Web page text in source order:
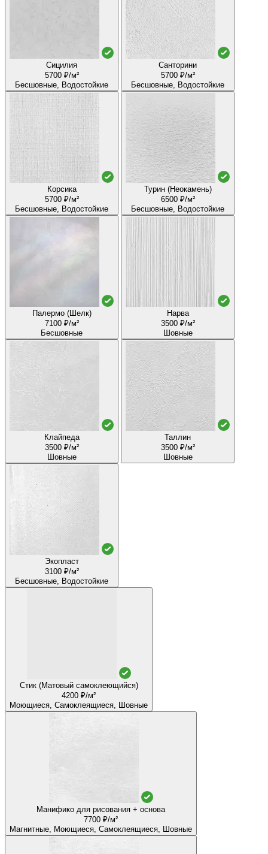
Сицилия
5700 ₽/м²
Бесшовные, Водостойкие
Санторини
5700 ₽/м²
Бесшовные, Водостойкие
Корсика
5700 ₽/м²
Бесшовные, Водостойкие
Турин (Неокамень)
6500 ₽/м²
Бесшовные, Водостойкие
Палермо (Шелк)
7100 ₽/м²
Бесшовные
Нарва
3500 ₽/м²
Шовные
Клайпеда
3500 ₽/м²
Шовные
Таллин
3500 ₽/м²
Шовные
Экопласт
3100 ₽/м²
Бесшовные, Водостойкие
Стик (Матовый самоклеющийся)
4200 ₽/м²
Моющиеся, Самоклеящиеся, Шовные
Манифико для рисования + основа
7700 ₽/м²
Магнитные, Моющиеся, Самоклеящиеся, Шовные